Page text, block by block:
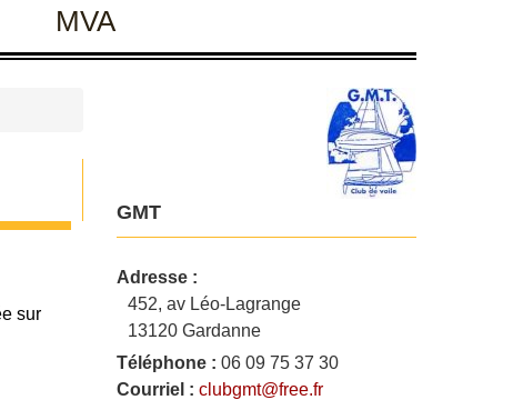
MVA
sur
GMT
Adresse :
452, av Léo-Lagrange
13120 Gardanne
Téléphone : 06 09 75 37 30
Courriel : clubgmt@free.fr